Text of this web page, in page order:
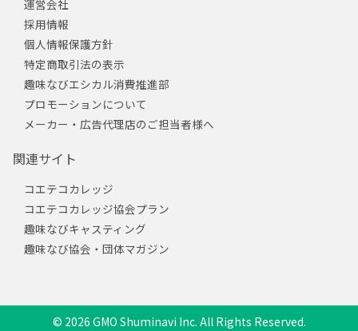
運営会社
採用情報
個人情報保護方針
特定商取引法の表示
趣味なびエシカル消費推進部
プロモーションについて
メーカー・広告代理店のご担当者様へ
関連サイト
コエテコカレッジ
コエテコカレッジ協会プラン
趣味なびキャスティング
趣味なび協会・団体マガジン
© 2026 GMO Shuminavi Inc. All Rights Reserved.